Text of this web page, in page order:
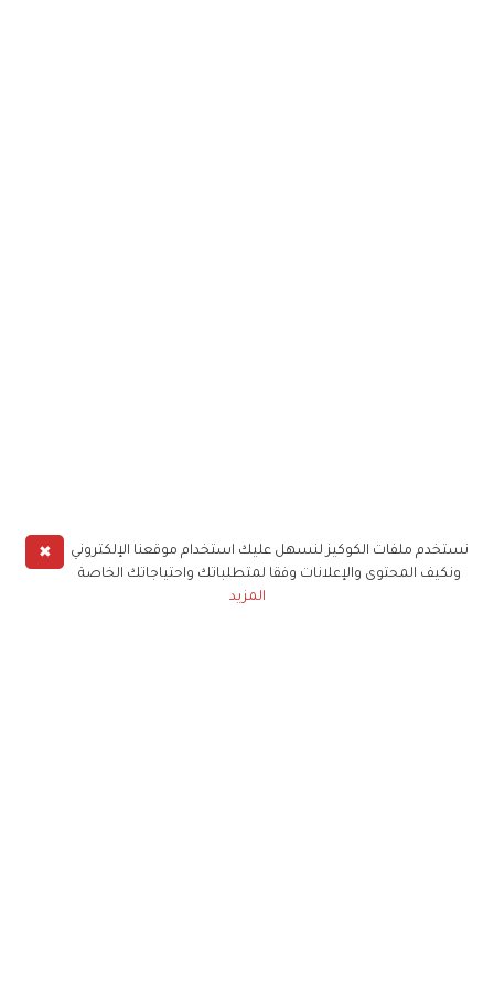
✖
نستخدم ملفات الكوكيز لنسهل عليك استخدام موقعنا الإلكتروني
ونكيف المحتوى والإعلانات وفقا لمتطلباتك واحتياجاتك الخاصة
المزيد